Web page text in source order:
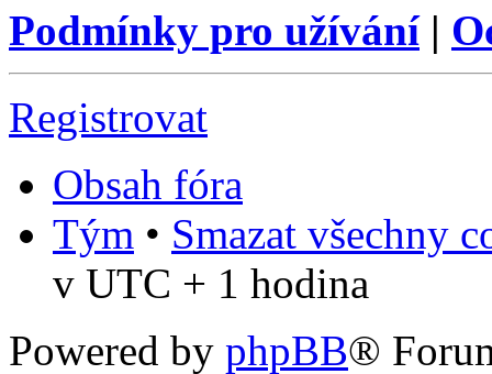
Podmínky pro užívání|
Registrovat
Obsah fóra
Tým • Smazat všechny
v UTC + 1 hodina
Powered by phpBB®